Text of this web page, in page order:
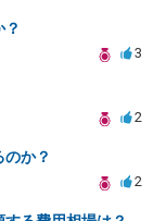
3
2
か？
2